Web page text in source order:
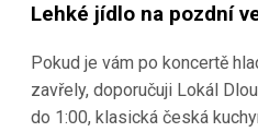
Lehké jídlo na pozdní
Pokud je vám po koncertě
zavřely, doporučuji Lokál
do 1:00, klasická česká